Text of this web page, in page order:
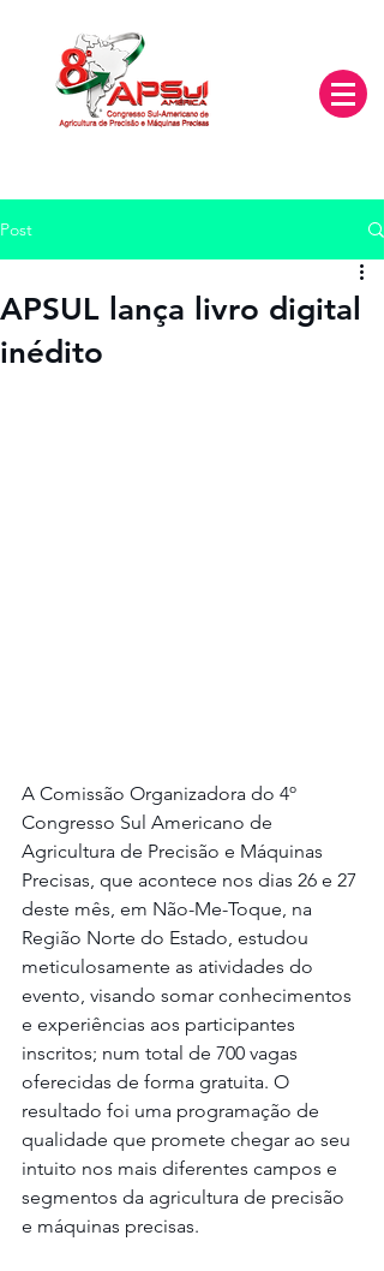
Post
APSUL lança livro digital
inédito
A Comissão Organizadora do 4º
Congresso Sul Americano de
Agricultura de Precisão e Máquinas
Precisas, que acontece nos dias 26 e 27
deste mês, em Não-Me-Toque, na
Região Norte do Estado, estudou
meticulosamente as atividades do
evento, visando somar conhecimentos
e experiências aos participantes
inscritos; num total de 700 vagas
oferecidas de forma gratuita. O
resultado foi uma programação de
qualidade que promete chegar ao seu
intuito nos mais diferentes campos e
segmentos da agricultura de precisão
e máquinas precisas.